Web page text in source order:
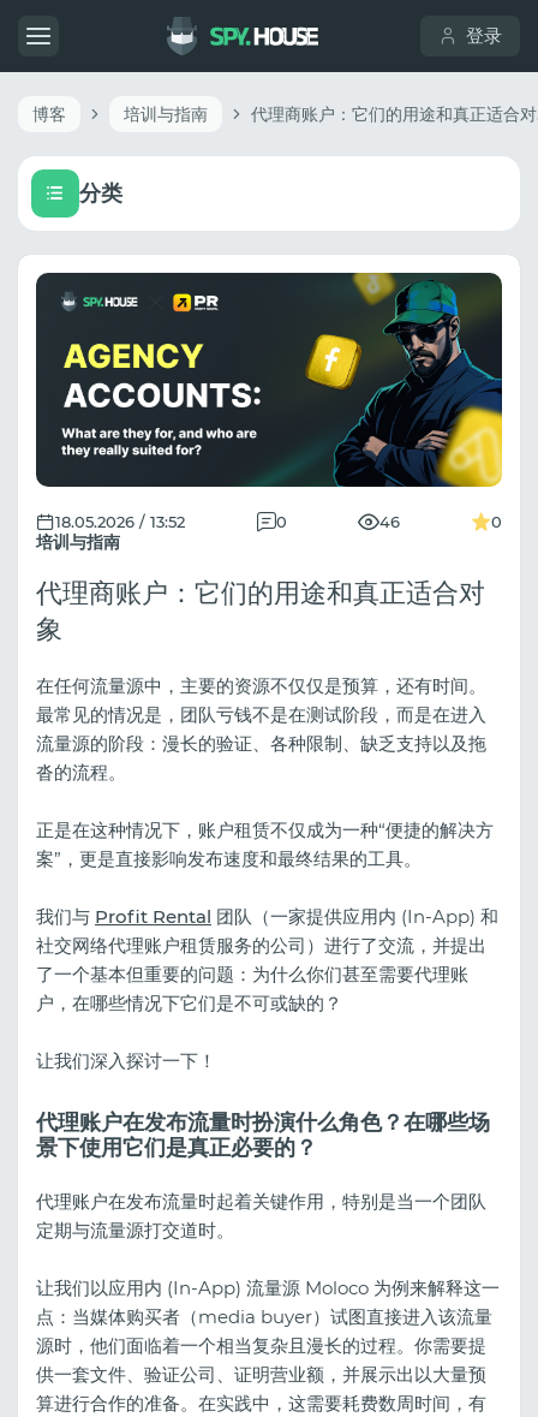
登录
博客 培训与指南 代
分类
培训与指南
18.05.2026 / 13:52 0 46 0
代理商账户：它们的用途和真正适合对
象
在任何流量源中，主要的资源不仅仅是预算，还有时间。
最常见的情况是，团队亏钱不是在测试阶段，而是在进入
流量源的阶段：漫长的验证、各种限制、缺乏支持以及拖
沓的流程。
正是在这种情况下，账户租赁不仅成为一种“便捷的解决方
案”，更是直接影响发布速度和最终结果的工具。
我们与 Profit Rental 团队（一家提供应用内 (In-App) 和
社交网络代理账户租赁服务的公司）进行了交流，并提出
了一个基本但重要的问题：为什么你们甚至需要代理账
户，在哪些情况下它们是不可或缺的？
让我们深入探讨一下！
代理账户在发布流量时扮演什么角色？在哪些场
景下使用它们是真正必要的？
代理账户在发布流量时起着关键作用，特别是当一个团队
定期与流量源打交道时。
让我们以应用内 (In-App) 流量源 Moloco 为例来解释这一
点：当媒体购买者（media buyer）试图直接进入该流量
源时，他们面临着一个相当复杂且漫长的过程。你需要提
供一套文件、验证公司、证明营业额，并展示出以大量预
算进行合作的准备。在实践中，这需要耗费数周时间，有